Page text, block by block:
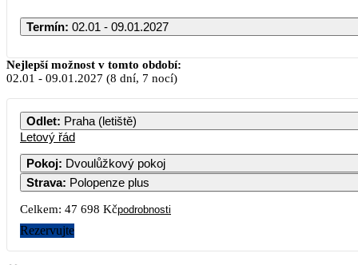
Termín: 02.01 - 09.01.2027
Nejlepší možnost v tomto období:
02.01 - 09.01.2027 (8 dní, 7 nocí)
Odlet: Praha (letiště)
Letový řád
Pokoj: Dvoulůžkový pokoj
Strava: Polopenze plus
Celkem: 47 698 Kčpodrobnosti
Rezervujte